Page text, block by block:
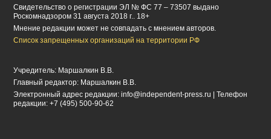
Cвидетельство о регистрации ЭЛ № ФС 77 – 73507 выдано
Роскомнадзором 31 августа 2018 г.. 18+
Мнение редакции может не совпадать с мнением авторов.
Список запрещенных организаций на территории РФ
Учредитель: Маршалкин В.В.
Главный редактор: Маршалкин В.В.
Электронный адрес редакции:info@independent-press.ru
| Телефон
редакции: +7 (495) 500-90-62